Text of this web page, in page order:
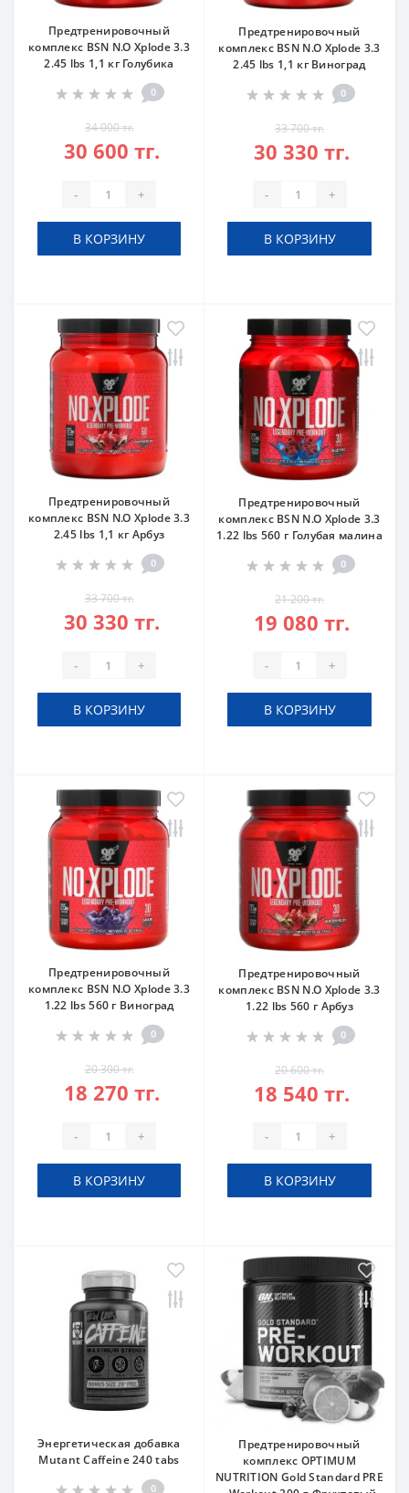
Предтренировочный
комплекс BSN N.O Xplode 3.3
2.45 lbs 1,1 кг Голубика
0
34 000 тг.
30 600 тг.
- +
В КОРЗИНУ
Предтренировочный
комплекс BSN N.O Xplode 3.3
2.45 lbs 1,1 кг Виноград
0
33 700 тг.
30 330 тг.
- +
В КОРЗИНУ
Предтренировочный
комплекс BSN N.O Xplode 3.3
2.45 lbs 1,1 кг Арбуз
0
33 700 тг.
30 330 тг.
- +
В КОРЗИНУ
Предтренировочный
комплекс BSN N.O Xplode 3.3
1.22 lbs 560 г Голубая малина
0
21 200 тг.
19 080 тг.
- +
В КОРЗИНУ
Предтренировочный
комплекс BSN N.O Xplode 3.3
1.22 lbs 560 г Виноград
0
20 300 тг.
18 270 тг.
- +
В КОРЗИНУ
Предтренировочный
комплекс BSN N.O Xplode 3.3
1.22 lbs 560 г Арбуз
0
20 600 тг.
18 540 тг.
- +
В КОРЗИНУ
Энергетическая добавка
Mutant Caffeine 240 tabs
0
Предтренировочный
комплекс OPTIMUM
NUTRITION Gold Standard PRE